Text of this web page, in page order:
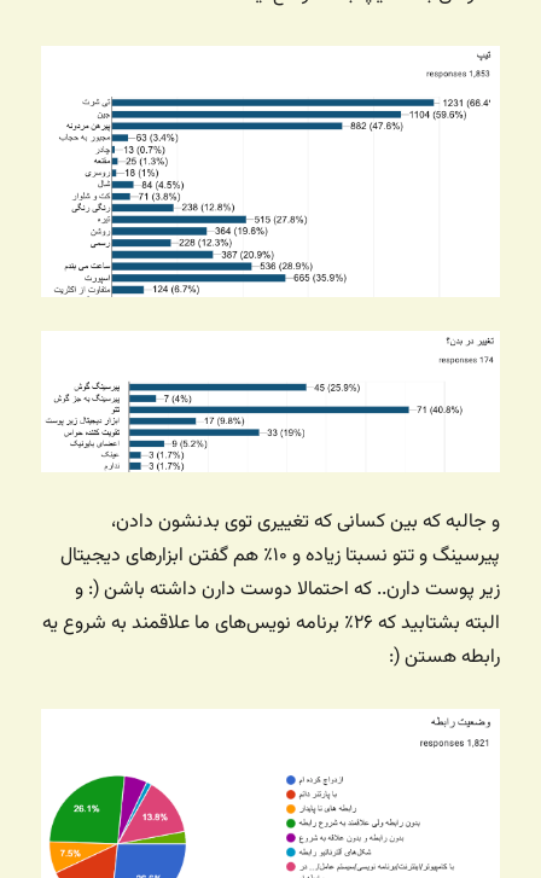
و جالبه که بین کسانی که تغییری توی بدنشون دادن،
پیرسینگ و تتو نسبتا زیاده و ۱۰٪ هم گفتن ابزارهای دیجیتال
زیر پوست دارن.. که احتمالا دوست دارن داشته باشن (: و
البته بشتابید که ۲۶٪ برنامه نویس‌های ما علاقمند به شروع یه
رابطه هستن (: